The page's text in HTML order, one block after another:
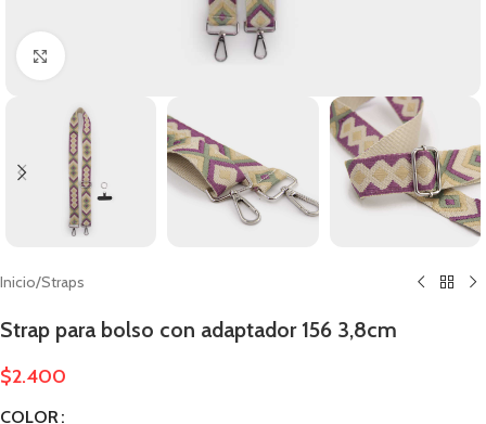
Inicio/Straps
Strap para bolso con adaptador 156 3,8cm
$2.400
COLOR